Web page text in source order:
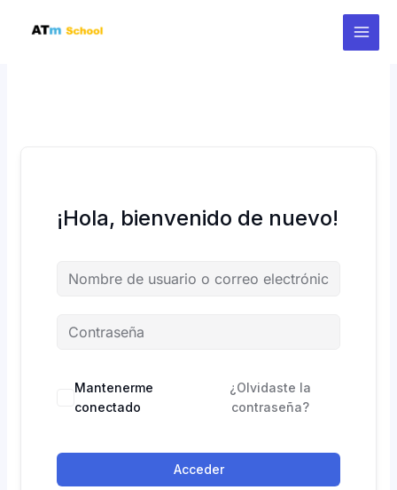
¡Hola, bienvenido de nuevo!
Mantenerme
conectado
¿Olvidaste la
contraseña?
Acceder